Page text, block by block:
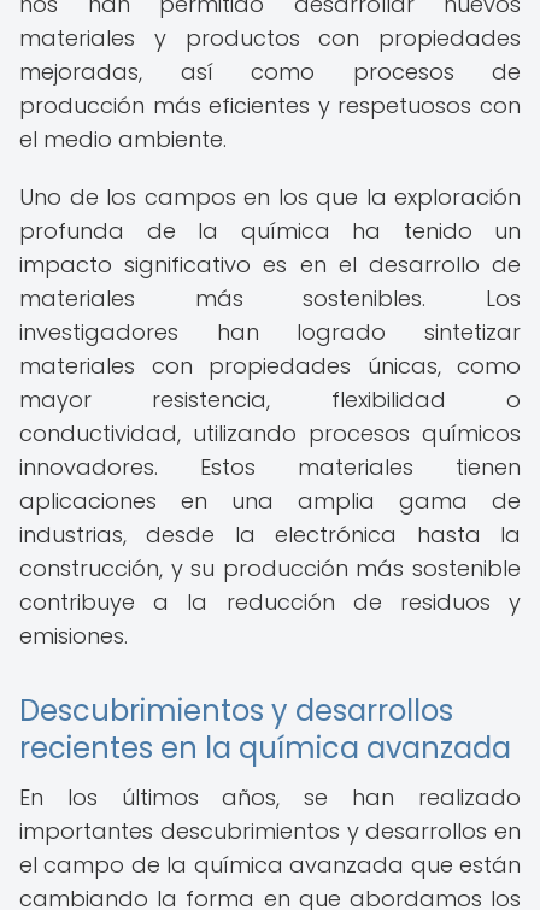
materiales y productos con propiedades
mejoradas, así como procesos de
producción más eficientes y respetuosos con
el medio ambiente.
Uno de los campos en los que la exploración
profunda de la química ha tenido un
impacto significativo es en el desarrollo de
materiales más sostenibles. Los
investigadores han logrado sintetizar
materiales con propiedades únicas, como
mayor resistencia, flexibilidad o
conductividad, utilizando procesos químicos
innovadores. Estos materiales tienen
aplicaciones en una amplia gama de
industrias, desde la electrónica hasta la
construcción, y su producción más sostenible
contribuye a la reducción de residuos y
emisiones.
Descubrimientos y desarrollos
recientes en la química avanzada
En los últimos años, se han realizado
importantes descubrimientos y desarrollos en
el campo de la química avanzada que están
cambiando la forma en que abordamos los